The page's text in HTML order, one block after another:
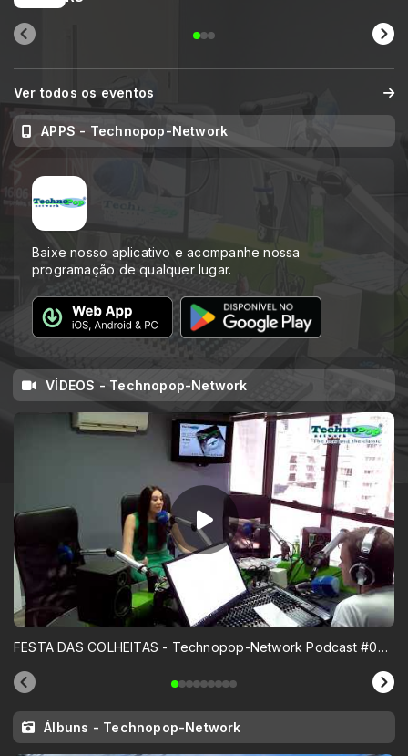
Ver todos os eventos
APPS - Technopop-Network
Baixe nosso aplicativo e acompanhe nossa
programação de qualquer lugar.
VÍDEOS - Technopop-Network
FESTA DAS COLHEITAS - Technopop-Network Podcast #05 (05-03-2025)
Álbuns - Technopop-Network